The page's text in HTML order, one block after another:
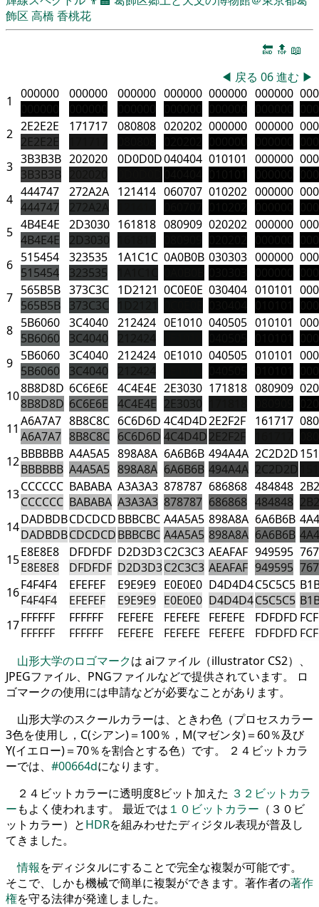
飾区 高橋 香桃花
🔚 🔝 📖
◀ 戻る 06進む ▶
1
000000
000000
000000 000000 000000 000000
2 2E2E2E
2E2E2E
171717
080808 020202 000000 000000
3 3B3B3B
3B3B3B
202020
0D0D0D040404 010101
000000
4 444747
444747
272A2A
272A2A
121414 060707 010202 000000
5 4B4E4E
4B4E4E
2D3030
2D3030
161818 080909 020202 000000
6 515454
515454
323535
323535
1A1C1C 0A0B0B 030303 000000
7 565B5B
565B5B
373C3C
373C3C
1D2121 0C0E0E 030404 010101
8 5B6060
5B6060
3C4040
3C4040
212424 0E1010 040505 010101
9 5B6060
5B6060
3C4040
3C4040
212424 0E1010 040505 010101
108B8D8D
8B8D8D
6C6E6E
6C6E6E
4C4E4E
4C4E4E
2E3030
2E3030
171818 080909
11 A6A7A7
A6A7A7
8B8C8C
8B8C8C
6C6D6D
6C6D6D
4C4D4D
4C4D4D
2E2F2F
2E2F2F
161717
12BBBBBB
BBBBBB
A4A5A5
A4A5A5
898A8A
898A8A
6A6B6B
6A6B6B
494A4A
494A4A
2C2D2D
2C2D2D
13CCCCCC
CCCCCC
BABABA
BABABA
A3A3A3
A3A3A3
878787
878787
686868
686868
484848
484848
14DADBDB
DADBDB
CDCDCD
CDCDCD
BBBCBC
BBBCBC
A4A5A5
A4A5A5
898A8A
898A8A
6A6B6B
6A6B6B
15E8E8E8
E8E8E8
DFDFDF
DFDFDF
D2D3D3
D2D3D3
C2C3C3
C2C3C3
AEAFAF
AEAFAF
949595
949595
16F4F4F4
F4F4F4
EFEFEF
EFEFEF
E9E9E9
E9E9E9
E0E0E0
E0E0E0
D4D4D4
D4D4D4
C5C5C5
C5C5C5
17FFFFFF
FFFFFF
FFFFFF
FFFFFF
FEFEFE
FEFEFE
FEFEFE
FEFEFE
FEFEFE
FEFEFE
FDFDFD
FDFDFD
山形大学のロゴマークは aiファイル（illustrator CS2）、
JPEGファイル、PNGファイルなどで提供されています。 ロ
ゴマークの使用には申請などが必要なことがあります。
山形大学のスクールカラーは、ときわ色（プロセスカラー
3色を使用し，C(シアン)＝100％，M(マゼンタ)＝60％及び
Y(イエロー)＝70％を割合とする色）です。 ２４ビットカラ
ーでは、 #00664dになります。
２４ビットカラーに透明度8ビット加えた ３２ビットカラ
ーもよく使われます。 最近では １０ビットカラー （３０ビ
ットカラー）とHDRを組みわせたディジタル表現が普及し
てきました。
情報をディジタルにすることで完全な複製が可能です。
そこで、しかも機械で簡単に複製ができます。著作者の著作
権を守る法律が発達しました。